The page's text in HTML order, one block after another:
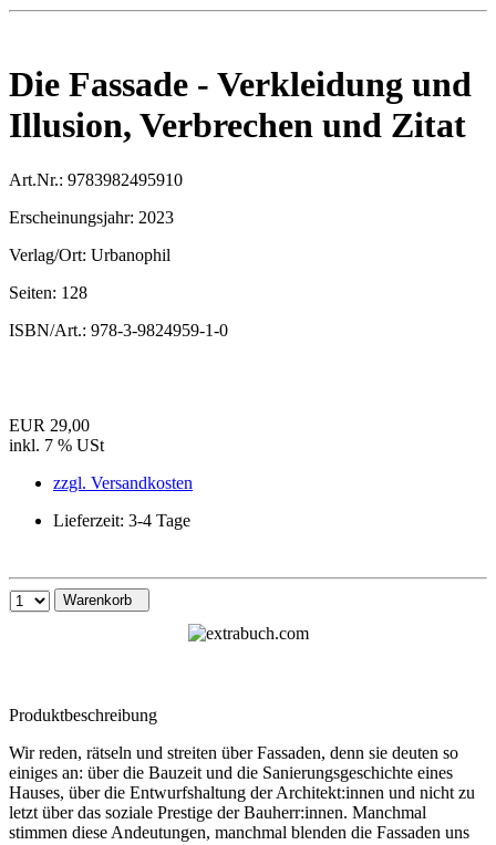
Die Fassade - Verkleidung und
Illusion, Verbrechen und Zitat
Art.Nr.: 9783982495910
Erscheinungsjahr: 2023
Verlag/Ort: Urbanophil
Seiten: 128
ISBN/Art.: 978-3-9824959-1-0
EUR 29,00
inkl. 7 % USt
zzgl. Versandkosten
Lieferzeit: 3-4 Tage
Warenkorb
Produktbeschreibung
Wir reden, rätseln und streiten über Fassaden, denn sie deuten so
einiges an: über die Bauzeit und die Sanierungsgeschichte eines
Hauses, über die Entwurfshaltung der Architekt:innen und nicht zu
letzt über das soziale Prestige der Bauherr:innen. Manchmal
stimmen diese Andeutungen, manchmal blenden die Fassaden uns